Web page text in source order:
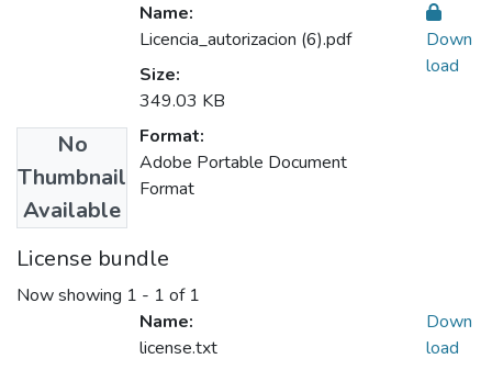
No
Thumbnail
Available
Name:
Licencia_autorizacion (6).pdf
Size:
349.03 KB
Format:
Adobe Portable Document
Format
Down
load
License bundle
Now showing 1 - 1 of 1
Name:
license.txt
Down
load